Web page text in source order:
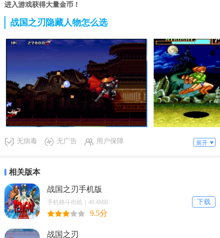
进入游戏获得大量金币！
战国之刃隐藏人物怎么选
在选择人物界面按上三下，下三下，上七下。战国之刃，彩京的又一
力作非常经典的一款飞行射击游戏，是射击游戏中难度最高的作品之
一。虽然难度大，但是在那个年代，绝对是难以超越的一款游戏。
彩京战国之刃无限命版秘籍
1、全隐藏要素
在标题画面，顺序按：3次左（←），1次下（↓），9次右（→），即
可开启全部隐藏任何和HARD难度，成功的话会听到冷笑的音效。
在游戏中，按开始（START）键暂停，然后顺序按3次上（↑），3次下
（↓），7次上（↑）即可，成功的话会听到音效。
3、攻击方式
游戏中主角共有3种攻击方式，分别是“普通攻击”、“Cannon射击”以
无病毒 无广告 用户保障 展开
相关版本
战国之刃手机版
下载
手机格斗街机｜40.4MB
9.5分
战国之刃